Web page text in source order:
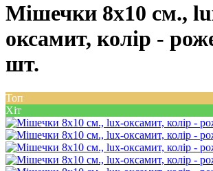
Мішечки 8х10 см.,
оксамит, колір -
шт.
Топ
Хіт